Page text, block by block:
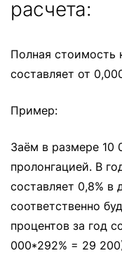
расчета:
Полная стоимость
составляет от
Пример:
Заём в размере 10
пролонгацией. В
составляет 0,8% в
соответственно
процентов за год
000*292% = 29